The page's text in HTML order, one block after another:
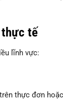
thực tế
lĩnh vực:
thực đơn